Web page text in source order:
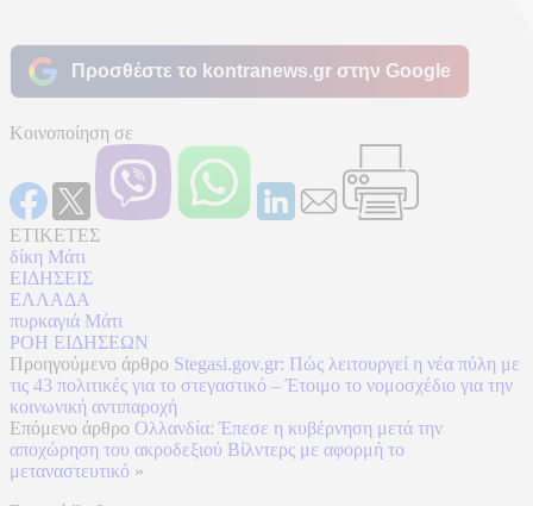
Προσθέστε το kontranews.gr στην Google
Κοινοποίηση σε
ΕΤΙΚΕΤΕΣ
δίκη Μάτι
ΕΙΔΗΣΕΙΣ
ΕΛΛΑΔΑ
πυρκαγιά Μάτι
ΡΟΗ ΕΙΔΗΣΕΩΝ
Προηγούμενο άρθρο Stegasi.gov.gr: Πώς λειτουργεί η νέα πύλη με
τις 43 πολιτικές για το στεγαστικό – Έτοιμο το νομοσχέδιο για την
κοινωνική αντιπαροχή
Επόμενο άρθρο Ολλανδία: Έπεσε η κυβέρνηση μετά την
αποχώρηση του ακροδεξιού Βίλντερς με αφορμή το
μεταναστευτικό »